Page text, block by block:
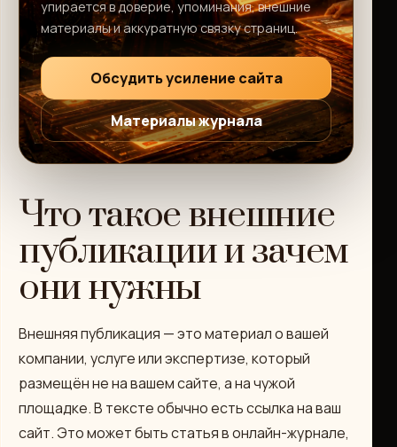
упирается в доверие, упоминания, внешние
материалы и аккуратную связку страниц.
Обсудить усиление сайта
Материалы журнала
Что такое внешние
публикации и зачем
они нужны
Внешняя публикация — это материал о вашей
компании, услуге или экспертизе, который
размещён не на вашем сайте, а на чужой
площадке. В тексте обычно есть ссылка на ваш
сайт. Это может быть статья в онлайн-журнале,